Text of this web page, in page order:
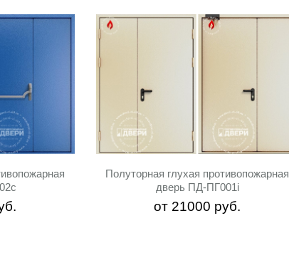
Полуторная глухая противопожарная
дверь ПД-ПГ001i
от 21000 руб.